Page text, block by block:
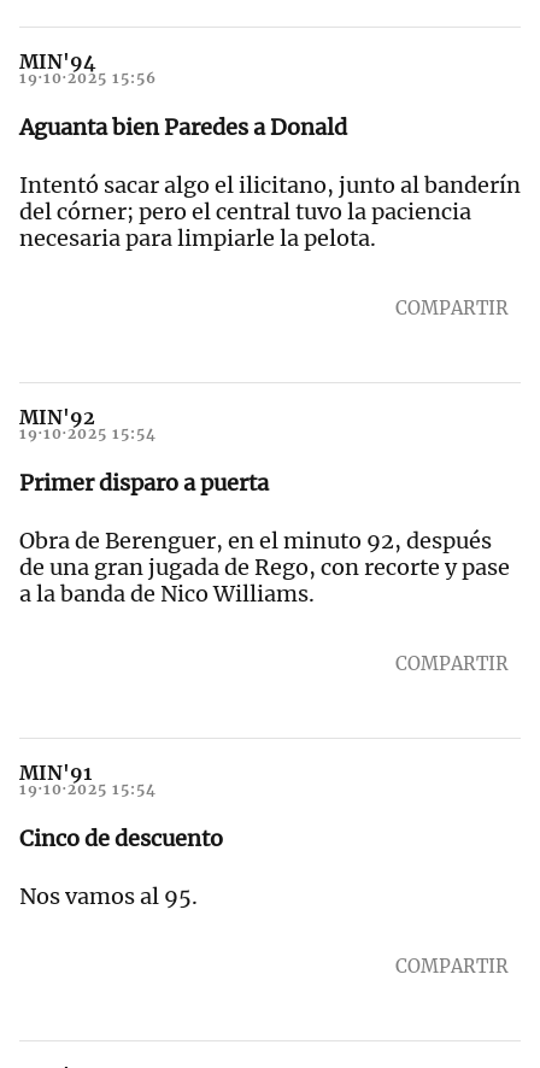
MIN'94
19·10·2025 15:56
Aguanta bien Paredes a Donald
Intentó sacar algo el ilicitano, junto al banderín
del córner; pero el central tuvo la paciencia
necesaria para limpiarle la pelota.
COMPARTIR
MIN'92
19·10·2025 15:54
Primer disparo a puerta
Obra de Berenguer, en el minuto 92, después
de una gran jugada de Rego, con recorte y pase
a la banda de Nico Williams.
COMPARTIR
MIN'91
19·10·2025 15:54
Cinco de descuento
Nos vamos al 95.
COMPARTIR